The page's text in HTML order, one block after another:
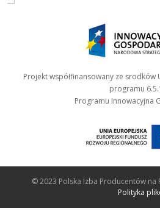
Projekt współfinansowany ze srodków
programu
Programu Innowacyjna
© 2023 Polska Izba Producentów na
Polityka